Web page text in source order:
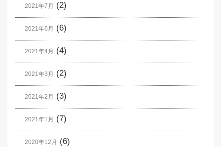
2021年7月 (2)
2021年6月 (6)
2021年4月 (4)
2021年3月 (2)
2021年2月 (3)
2021年1月 (7)
2020年12月 (6)